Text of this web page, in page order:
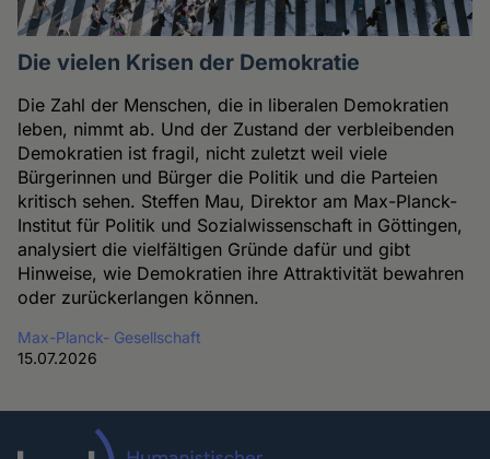
Die vielen Krisen der Demokratie
Die Zahl der Menschen, die in liberalen Demokratien
leben, nimmt ab. Und der Zustand der verbleibenden
Demokratien ist fragil, nicht zuletzt weil viele
Bürgerinnen und Bürger die Politik und die Parteien
kritisch sehen. Steffen Mau, Direktor am Max-Planck-
Institut für Politik und Sozialwissenschaft in Göttingen,
analysiert die vielfältigen Gründe dafür und gibt
Hinweise, wie Demokratien ihre Attraktivität bewahren
oder zurückerlangen können.
Max-Planck- Gesellschaft
15.07.2026